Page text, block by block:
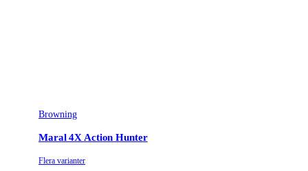
Browning
Maral 4X Action Hunter
Flera varianter